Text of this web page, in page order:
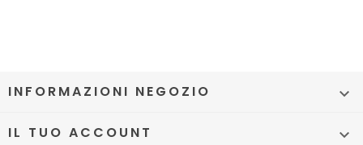
INFORMAZIONI NEGOZIO 
IL TUO ACCOUNT 